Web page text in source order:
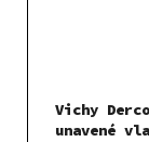
Vichy
unavené